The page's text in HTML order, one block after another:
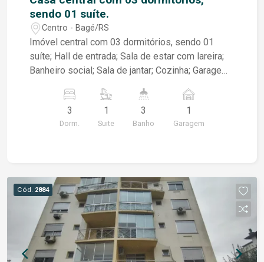
sendo 01 suíte.
Centro - Bagé/RS
Imóvel central com 03 dormitórios, sendo 01
suíte; Hall de entrada; Sala de estar com lareira;
Banheiro social; Sala de jantar; Cozinha; Garagem
ao pátio, permitindo a entrada de mais veículos;
Pátio totalmente calçado; Terreno 11 X 30
3
Dorm.
1
Suite
3
Banho
1
Garagem
Cód. 2884